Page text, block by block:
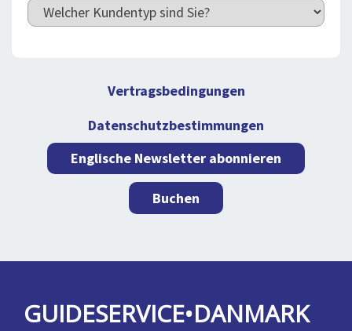
Englische Newsletter abonnieren
Vertragsbedingungen
Datenschutzbestimmungen
Buchen
GUIDESERVICE•DANMARK